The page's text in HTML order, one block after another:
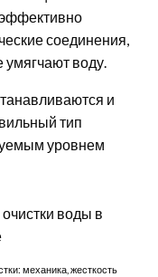
соединения,
умягчают воду.
и
тип
уровнем
механика, жесткость